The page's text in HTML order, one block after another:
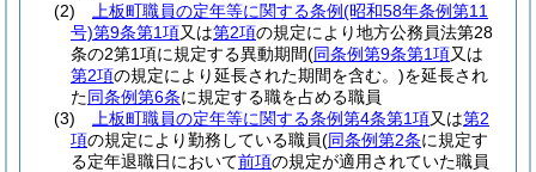
(2)
上板町職員の定年等に関する条例(昭和58年条例第11
号)第9条第1項又は第2項の規定により地方公務員法第28
条の2第1項に規定する異動期間(同条例第9条第1項又は
第2項の規定により延長された期間を含む。)を延長され
た同条例第6条に規定する職を占める職員
(3)
上板町職員の定年等に関する条例第4条第1項又は第2
項の規定により勤務している職員(同条例第2条に規定す
る定年退職日において前項の規定が適用されていた職員